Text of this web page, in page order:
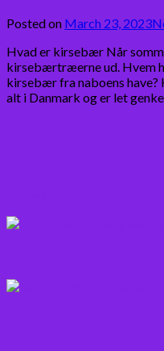
Posted on March 23, 2023
Hvad er kirsebær Når
kirsebærtræerne ud. Hvem
kirsebær fra naboens
alt i Danmark og er let